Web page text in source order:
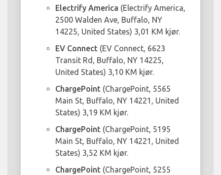
Electrify America (Electrify America,
2500 Walden Ave, Buffalo, NY
14225, United States) 3,01 KM kjør.
EV Connect (EV Connect, 6623
Transit Rd, Buffalo, NY 14225,
United States) 3,10 KM kjør.
ChargePoint (ChargePoint, 5565
Main St, Buffalo, NY 14221, United
States) 3,19 KM kjør.
ChargePoint (ChargePoint, 5195
Main St, Buffalo, NY 14221, United
States) 3,52 KM kjør.
ChargePoint (ChargePoint, 5255